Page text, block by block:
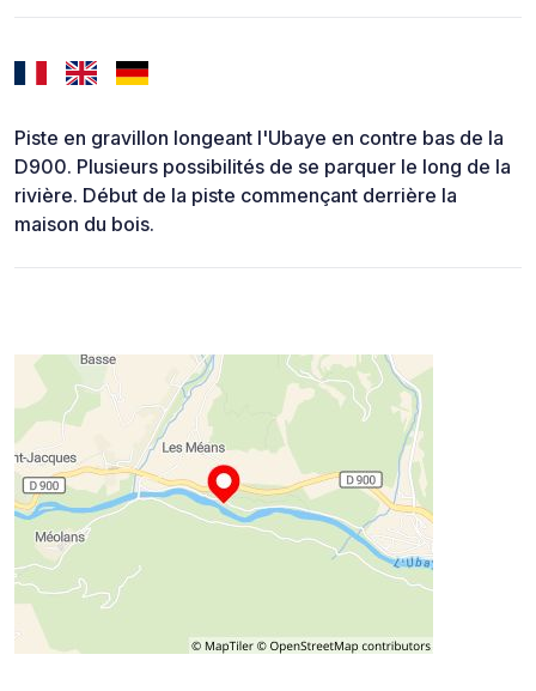
Piste en gravillon longeant l'Ubaye en contre bas de la
D900. Plusieurs possibilités de se parquer le long de la
rivière. Début de la piste commençant derrière la
maison du bois.